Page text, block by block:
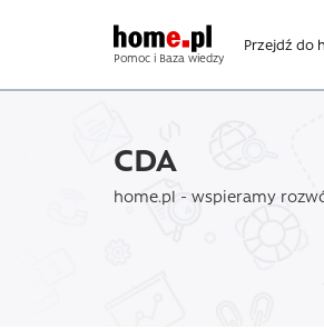
Pomoc i Baza wiedzy
Przejdź do
CDA
home.pl - wspieramy